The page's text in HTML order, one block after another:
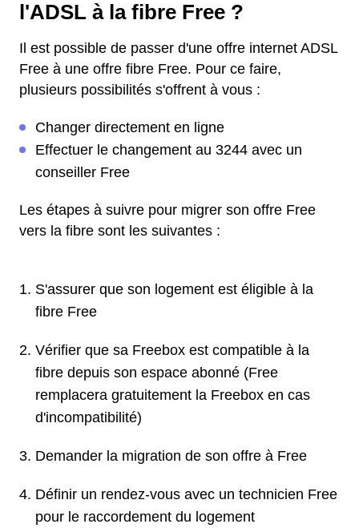
l'ADSL à la fibre Free ?
Il est possible de passer d'une offre internet ADSL
Free à une offre fibre Free. Pour ce faire,
plusieurs possibilités s'offrent à vous :
Changer directement en ligne
Effectuer le changement au 3244 avec un
conseiller Free
Les étapes à suivre pour migrer son offre Free
vers la fibre sont les suivantes :
S'assurer que son logement est éligible à la
fibre Free
Vérifier que sa Freebox est compatible à la
fibre depuis son espace abonné (Free
remplacera gratuitement la Freebox en cas
d'incompatibilité)
Demander la migration de son offre à Free
Définir un rendez-vous avec un technicien Free
pour le raccordement du logement